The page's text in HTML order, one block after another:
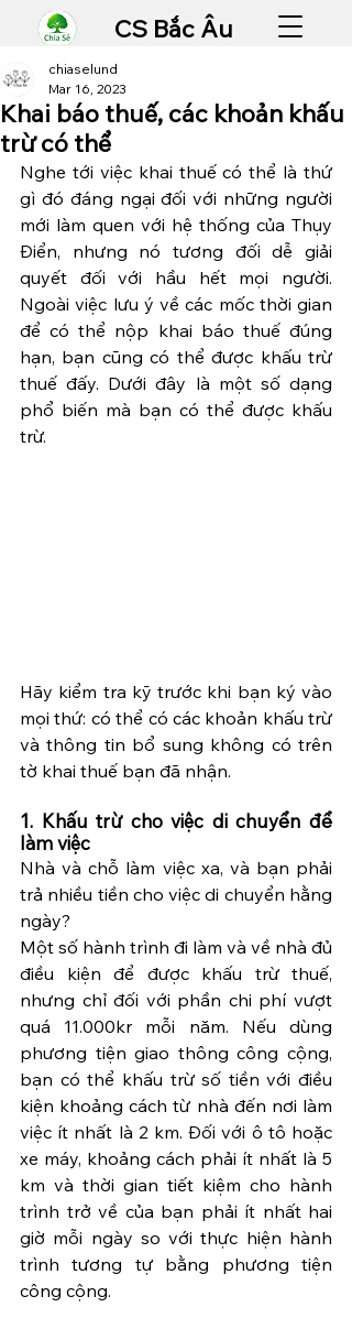
CS Bắc Âu
Khai báo thuế, các khoản khấu
trừ có thể
chiaselund
Mar 16, 2023
Nghe tới việc khai thuế có thể là thứ
gì đó đáng ngại đối với những người
mới làm quen với hệ thống của Thụy
Điển, nhưng nó tương đối dễ giải
quyết đối với hầu hết mọi người.
Ngoài việc lưu ý về các mốc thời gian
để có thể nộp khai báo thuế đúng
hạn, bạn cũng có thể được khấu trừ
thuế đấy. Dưới đây là một số dạng
phổ biến mà bạn có thể được khấu
trừ.
Hãy kiểm tra kỹ trước khi bạn ký vào
mọi thứ: có thể có các khoản khấu trừ
và thông tin bổ sung không có trên
tờ khai thuế bạn đã nhận.
1. Khấu trừ cho việc di chuyển để
làm việc
Nhà và chỗ làm việc xa, và bạn phải
trả nhiều tiền cho việc di chuyển hằng
ngày?
Một số hành trình đi làm và về nhà đủ
điều kiện để được khấu trừ thuế,
nhưng chỉ đối với phần chi phí vượt
quá 11.000kr mỗi năm. Nếu dùng
phương tiện giao thông công cộng,
bạn có thể khấu trừ số tiền với điều
kiện khoảng cách từ nhà đến nơi làm
việc ít nhất là 2 km. Đối với ô tô hoặc
xe máy, khoảng cách phải ít nhất là 5
km và thời gian tiết kiệm cho hành
trình trở về của bạn phải ít nhất hai
giờ mỗi ngày so với thực hiện hành
trình tương tự bằng phương tiện
công cộng.